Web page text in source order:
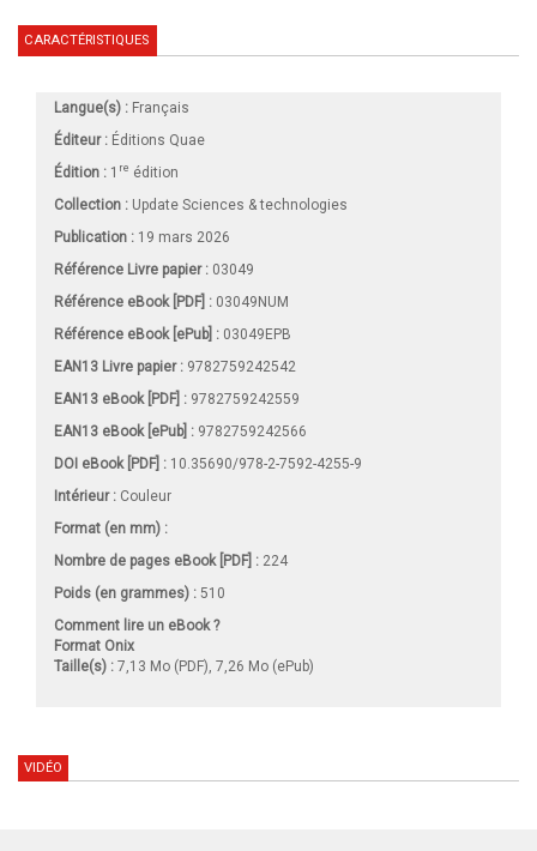
CARACTÉRISTIQUES
Langue(s) : Français
Éditeur : Éditions Quae
Édition : 1 re édition
Collection : Update Sciences & technologies
Publication : 19 mars 2026
Référence Livre papier : 03049
Référence eBook [PDF] : 03049NUM
Référence eBook [ePub] : 03049EPB
EAN13 Livre papier : 9782759242542
EAN13 eBook [PDF] : 9782759242559
EAN13 eBook [ePub] : 9782759242566
DOI eBook [PDF] : 10.35690/978-2-7592-4255-9
Intérieur : Couleur
Format (en mm) :
Nombre de pages eBook [PDF] : 224
Poids (en grammes) : 510
Comment lire un eBook ?
Format Onix
Taille(s) : 7,13 Mo (PDF), 7,26 Mo (ePub)
VIDÉO